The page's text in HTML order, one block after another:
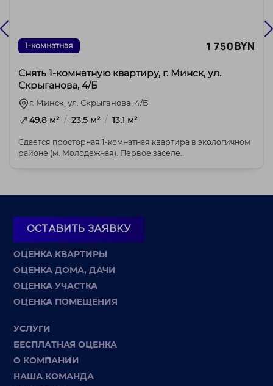
1-комнатная 1 750 BYN
Снять 1-комнатную квартиру, г. Минск, ул.
Скрыганова, 4/Б
г. Минск, ул. Скрыганова, 4/Б
49.8 м² / 23.5 м² / 13.1 м²
Сдается просторная 1-комнатная квартира в экологичном
районе (м. Молодежная). Первое заселе...
ОСТАВИТЬ ЗАЯВКУ
ОЦЕНКА КВАРТИРЫ
ОЦЕНКА ДОМА, ДАЧИ
ОЦЕНКА УЧАСТКА
ОЦЕНКА ПОМЕЩЕНИЯ
УСЛУГИ
БЕСПЛАТНАЯ ОЦЕНКА
О КОМПАНИИ
НАША КОМАНДА